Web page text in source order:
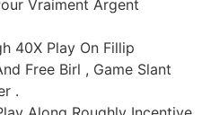
Vraiment Argent
40X Play On Fillip
Free Birl , Game Slant
.